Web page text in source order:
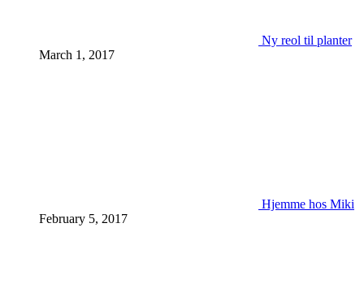
Ny reol til planter
March 1, 2017
Hjemme hos Miki
February 5, 2017